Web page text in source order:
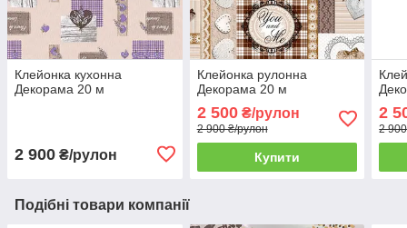
Клейонка кухонна
Декорама 20 м
2 900 ₴/рулон
Клейонка рулонна
Декорама 20 м
2 500₴/рулон
2 900 ₴/рулон
Купити
2
2
Подібні товари компанії